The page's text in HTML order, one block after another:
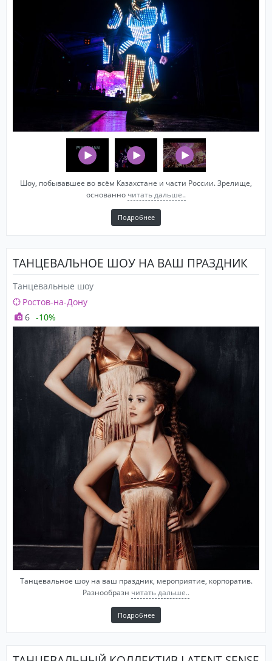
Шоу, побывавшее во всём Казахстане и части России. Зрелище,
основанно читать дальше..
Подробнее
ТАНЦЕВАЛЬНОЕ ШОУ НА ВАШ ПРАЗДНИК
Танцевальные шоу
Ростов-на-Дону
6 -10%
Танцевальное шоу на ваш праздник, мероприятие, корпоратив.
Разнообразн читать дальше..
Подробнее